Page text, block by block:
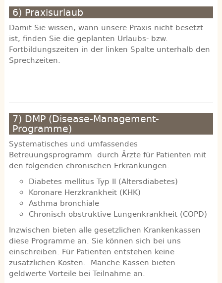
6) Praxisurlaub
Damit Sie wissen, wann unsere Praxis nicht besetzt
ist, finden Sie die geplanten Urlaubs- bzw.
Fortbildungszeiten in der linken Spalte unterhalb den
Sprechzeiten.
7) DMP (Disease-Management-
Programme)
Systematisches und umfassendes
Betreuungsprogramm durch Ärzte für Patienten mit
den folgenden chronischen Erkrankungen:
Diabetes mellitus Typ II (Altersdiabetes)
Koronare Herzkrankheit (KHK)
Asthma bronchiale
Chronisch obstruktive Lungenkrankheit (COPD)
Inzwischen bieten alle gesetzlichen Krankenkassen
diese Programme an. Sie können sich bei uns
einschreiben. Für Patienten entstehen keine
zusätzlichen Kosten. Manche Kassen bieten
geldwerte Vorteile bei Teilnahme an.